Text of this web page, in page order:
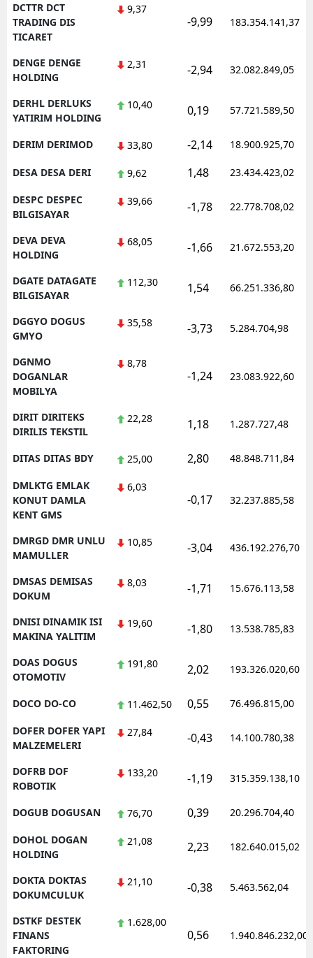
DCTTR DCT
TRADING DIS
TICARET
9,37
-9,99 183.354.141,37
DENGE DENGE
HOLDING
2,31 -2,94 32.082.849,05
DERHL DERLUKS
YATIRIM HOLDING
10,40 0,19 57.721.589,50
DERIM DERIMOD 33,80 -2,14 18.900.925,70
DESA DESA DERI 9,62 1,48 23.434.423,02
DESPC DESPEC
BILGISAYAR
39,66 -1,78 22.778.708,02
DEVA DEVA
HOLDING
68,05 -1,66 21.672.553,20
DGATE DATAGATE
BILGISAYAR
112,30 1,54 66.251.336,80
DGGYO DOGUS
GMYO
35,58 -3,73 5.284.704,98
DGNMO
DOGANLAR
MOBILYA
8,78
-1,24 23.083.922,60
DIRIT DIRITEKS
DIRILIS TEKSTIL
22,28 1,18 1.287.727,48
DITAS DITAS BDY 25,00 2,80 48.848.711,84
DMLKTG EMLAK
KONUT DAMLA
KENT GMS
6,03
-0,17 32.237.885,58
DMRGD DMR UNLU
MAMULLER
10,85 -3,04 436.192.276,70
DMSAS DEMISAS
DOKUM
8,03 -1,71 15.676.113,58
DNISI DINAMIK ISI
MAKINA YALITIM
19,60 -1,80 13.538.785,83
DOAS DOGUS
OTOMOTIV
191,80 2,02 193.326.020,60
DOCO DO-CO 11.462,50 0,55 76.496.815,00
DOFER DOFER YAPI
MALZEMELERI
27,84 -0,43 14.100.780,38
DOFRB DOF
ROBOTIK
133,20 -1,19 315.359.138,10
DOGUB DOGUSAN 76,70 0,39 20.296.704,40
DOHOL DOGAN
HOLDING
21,08 2,23 182.640.015,02
DOKTA DOKTAS
DOKUMCULUK
21,10 -0,38 5.463.562,04
DSTKF DESTEK
FINANS
FAKTORING
1.628,00
0,56 1.940.846.232,00